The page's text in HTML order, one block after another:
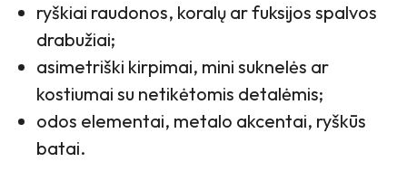
ryškiai raudonos, koralų ar fuksijos spalvos
drabužiai;
asimetriški kirpimai, mini suknelės ar
kostiumai su netikėtomis detalėmis;
odos elementai, metalo akcentai, ryškūs
batai.